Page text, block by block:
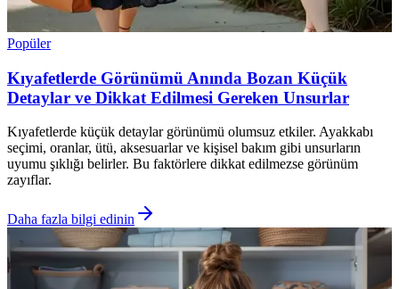
Popüler
Kıyafetlerde Görünümü Anında Bozan Küçük
Detaylar ve Dikkat Edilmesi Gereken Unsurlar
Kıyafetlerde küçük detaylar görünümü olumsuz etkiler. Ayakkabı
seçimi, oranlar, ütü, aksesuarlar ve kişisel bakım gibi unsurların
uyumu şıklığı belirler. Bu faktörlere dikkat edilmezse görünüm
zayıflar.
Daha fazla bilgi edinin